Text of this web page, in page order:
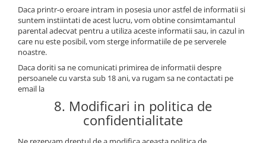
Daca printr-o eroare intram in posesia unor astfel de informatii si
suntem instiintati de acest lucru, vom obtine consimtamantul
parental adecvat pentru a utiliza aceste informatii sau, in cazul in
care nu este posibil, vom sterge informatiile de pe serverele
noastre.
Daca doriti sa ne comunicati primirea de informatii despre
persoanele cu varsta sub 18 ani, va rugam sa ne contactati pe
email la
8. Modificari in politica de
confidentialitate